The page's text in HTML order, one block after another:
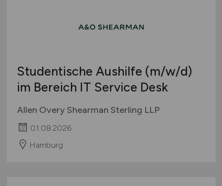
Studentische Aushilfe (m/w/d)
im Bereich IT Service Desk
Allen Overy Shearman Sterling LLP
01.08.2026
Hamburg